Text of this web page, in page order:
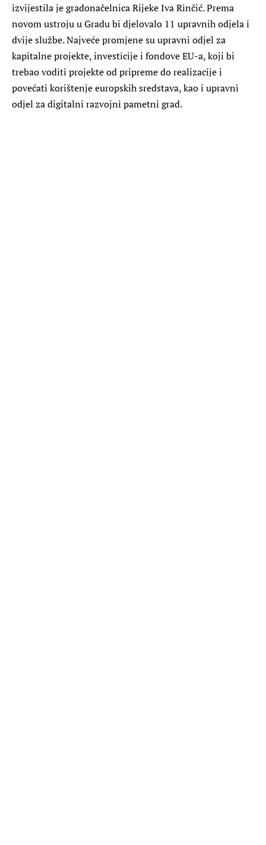
izvijestila je gradonačelnica Rijeke Iva Rinčić. Prema
novom ustroju u Gradu bi djelovalo 11 upravnih odjela i
dvije službe. Najveće promjene su upravni odjel za
kapitalne projekte, investicije i fondove EU-a, koji bi
trebao voditi projekte od pripreme do realizacije i
povećati korištenje europskih sredstava, kao i upravni
odjel za digitalni razvojni pametni grad.